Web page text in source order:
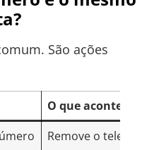
São ações
O que acontece
Remove o telefone